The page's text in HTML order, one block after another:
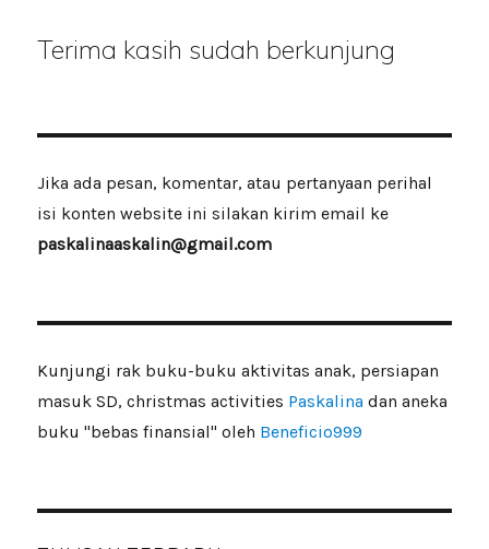
Terima kasih sudah berkunjung
Jika ada pesan, komentar, atau pertanyaan perihal
isi konten website ini silakan kirim email ke
paskalinaaskalin@gmail.com
Kunjungi rak buku-buku aktivitas anak, persiapan
masuk SD, christmas activities Paskalinadan aneka
buku "bebas finansial" oleh Beneficio999